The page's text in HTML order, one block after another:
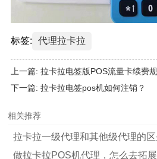
标签: 代理拉卡拉
上一篇: 拉卡拉电签版POS流量卡续费
下一篇: 拉卡拉电签pos机如何注销？
相关推荐
拉卡拉一级代理和其他级代理的区
做拉卡拉POS机代理，怎么去拓